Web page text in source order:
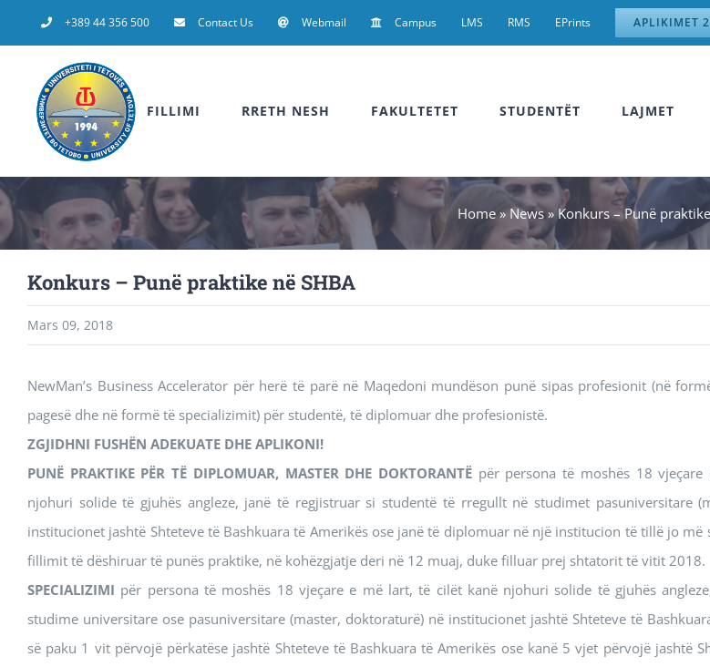
to
+389 44 356 500 Contact Us Webmail Campus LMS RMS EPrints APLIKIMET
FILLIMI RRETH NESH FAKULTETET STUDENTËT LAJMET
Home»News»Konkurs – Punë
Konkurs – Punë praktike në SHBA
Mars 09, 2018
NewMan’s Business Accelerator për herë të parë në Maqedoni mundëson punë sipas profesionit (në
pagesë dhe në formë të specializimit) për studentë, të diplomuar dhe profesionistë.
ZGJIDHNI FUSHËN ADEKUATE DHE APLIKONI!
PUNË PRAKTIKE PËR TË DIPLOMUAR, MASTER DHE DOKTORANTË për persona të moshës 18
njohuri solide të gjuhës angleze, janë të regjistruar si studentë të rregullt në studimet pasuniversitare
institucionet jashtë Shteteve të Bashkuara të Amerikës ose janë të diplomuar në një institucion të tillë jo më
fillimit të dëshiruar të punës praktike, në kohëzgjatje deri në 12 muaj, duke filluar prej shtatorit të vitit 2018.
SPECIALIZIMI për persona të moshës 18 vjeçare e më lart, të cilët kanë njohuri solide të gjuhës
studime universitare ose pasuniversitare (master, doktoraturë) në institucionet jashtë Shteteve të
së paku 1 vit përvojë përkatëse jashtë Shteteve të Bashkuara të Amerikës ose kanë 5 vjet përvojë jashtë